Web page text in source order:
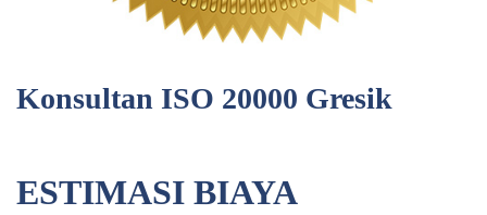
Konsultan ISO 20000 Gresik
ESTIMASI BIAYA